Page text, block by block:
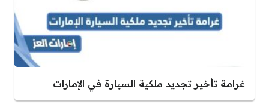
غرامة تأخير تجديد ملكية السيارة في الإمارات